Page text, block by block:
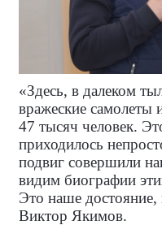
«Здесь, в далеком
вражеские самолеты
47 тысяч человек.
приходилось
подвиг совершили
видим биографии
Это наше
Виктор Якимов.